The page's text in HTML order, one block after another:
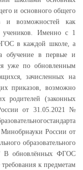
и основного общего
и возможностей как
учеников. Именно с 1
в каждой школе, а
обучение в первые и
уже по обновленным
зачисленных на
приказов, возможно
родителей (законных
от 31.05.2021 №
России от
образовательного
В обновлённых ФГОС
к предметам